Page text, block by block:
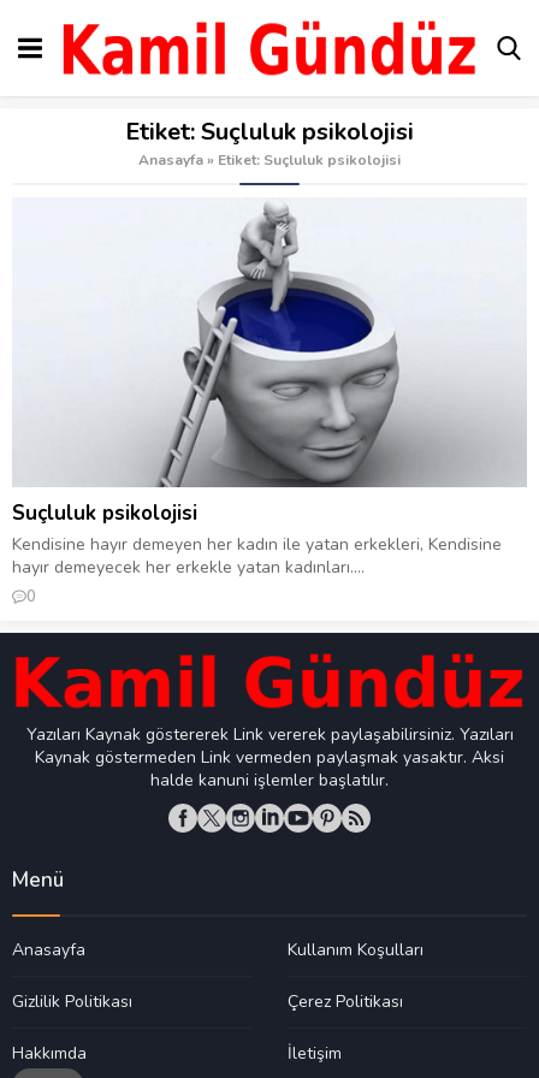
Etiket:Suçluluk psikolojisi
Anasayfa» Etiket: Suçluluk psikolojisi
Suçluluk psikolojisi
Kendisine hayır demeyen her kadın ile yatan erkekleri, Kendisine
hayır demeyecek her erkekle yatan kadınları....
0
Yazıları Kaynak göstererek Link vererek paylaşabilirsiniz. Yazıları
Kaynak göstermeden Link vermeden paylaşmak yasaktır. Aksi
halde kanuni işlemler başlatılır.
Menü
Anasayfa Kullanım Koşulları
Gizlilik Politikası Çerez Politikası
Hakkımda İletişim